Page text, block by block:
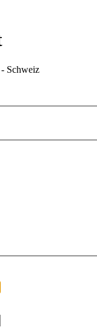
Schweiz